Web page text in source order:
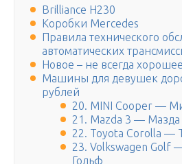
Brilliance H230
Коробки Mercedes
Правила технического
автоматических
Новое – не всегда хорошее
Машины для девушек
рублей
20. MINI Cooper —
21. Mazda 3 — Мазда
22. Toyota Corolla —
23. Volkswagen Golf
Гольф